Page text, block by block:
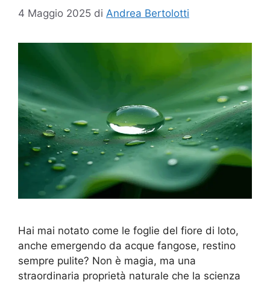
4 Maggio 2025 di Andrea Bertolotti
Hai mai notato come le foglie del fiore di loto,
anche emergendo da acque fangose, restino
sempre pulite? Non è magia, ma una
straordinaria proprietà naturale che la scienza